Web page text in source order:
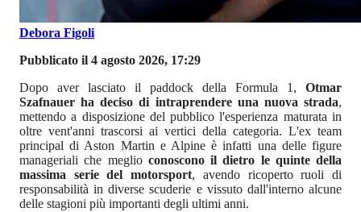
Debora Figoli
Pubblicato il 4 agosto 2026, 17:29
Dopo aver lasciato il paddock della Formula 1, Otmar
Szafnauer ha deciso di intraprendere una nuova strada,
mettendo a disposizione del pubblico l'esperienza maturata in
oltre vent'anni trascorsi ai vertici della categoria. L'ex team
principal di Aston Martin e Alpine è infatti una delle figure
manageriali che meglio conoscono il dietro le quinte della
massima serie del motorsport, avendo ricoperto ruoli di
responsabilità in diverse scuderie e vissuto dall'interno alcune
delle stagioni più importanti degli ultimi anni.